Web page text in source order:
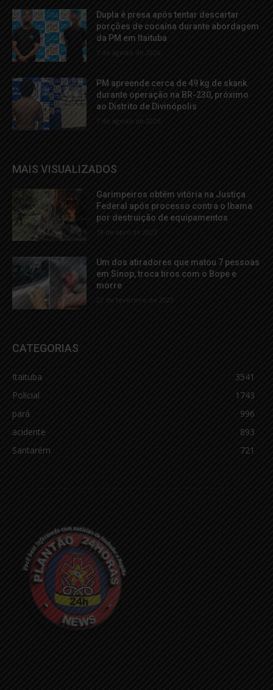
Dupla é presa após tentar descartar
porções de cocaína durante abordagem
da PM em Itaituba
7 de agosto de 2026
PM apreende cerca de 49 kg de skank
durante operação na BR-230, próximo
ao Distrito de Divinópolis
7 de agosto de 2026
MAIS VISUALIZADOS
Garimpeiros obtêm vitória na Justiça
Federal após processo contra o Ibama
por destruição de equipamentos
19 de abril de 2023
Um dos atiradores que matou 7 pessoas
em Sinop, troca tiros com o Bope e
morre
22 de fevereiro de 2023
CATEGORIAS
Itaituba
3541
Policial
1743
pará
996
acidente
893
Santarém
721